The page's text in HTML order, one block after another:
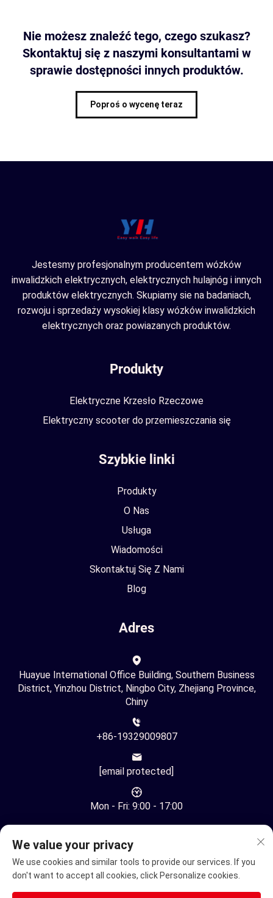
Nie możesz znaleźć tego, czego szukasz?
Skontaktuj się z naszymi konsultantami w
sprawie dostępności innych produktów.
Poproś o wycenę teraz
Jestesmy profesjonalnym producentem wózków
inwalidzkich elektrycznych, elektrycznych hulajnóg i innych
produktów elektrycznych. Skupiamy sie na badaniach,
rozwoju i sprzedaży wysokiej klasy wózków inwalidzkich
elektrycznych oraz powiazanych produktów.
Produkty
Elektryczne Krzesło Rzeczowe
Elektryczny scooter do przemieszczania się
Szybkie linki
Produkty
O Nas
Usługa
Wiadomości
Skontaktuj Się Z Nami
Blog
Adres
Huayue International Office Building, Southern Business
District, Yinzhou District, Ningbo City, Zhejiang Province,
Chiny
+86-19329009807
[email protected]
Mon - Fri: 9:00 - 17:00
We value your privacy
We use cookies and similar tools to provide our services. If you
don't want to accept all cookies, click Personalize cookies.